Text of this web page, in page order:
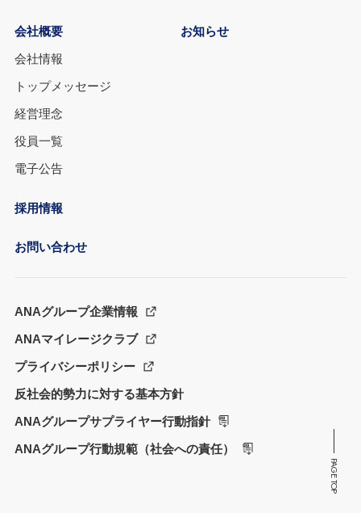
PAGE TOP
会社概要
会社情報
トップメッセージ
経営理念
役員一覧
電子公告
お知らせ
採用情報
お問い合わせ
ANAグループ企業情報
ANAマイレージクラブ
プライバシーポリシー
反社会的勢力に対する基本方針
ANAグループサプライヤー行動指針
ANAグループ行動規範（社会への責任）